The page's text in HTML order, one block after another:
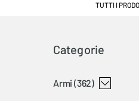
TUTTI I
Categorie
armi (362)